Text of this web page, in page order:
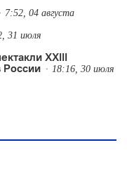
7:52, 04 августа
31 июля
XXIII
России
18:16, 30 июля